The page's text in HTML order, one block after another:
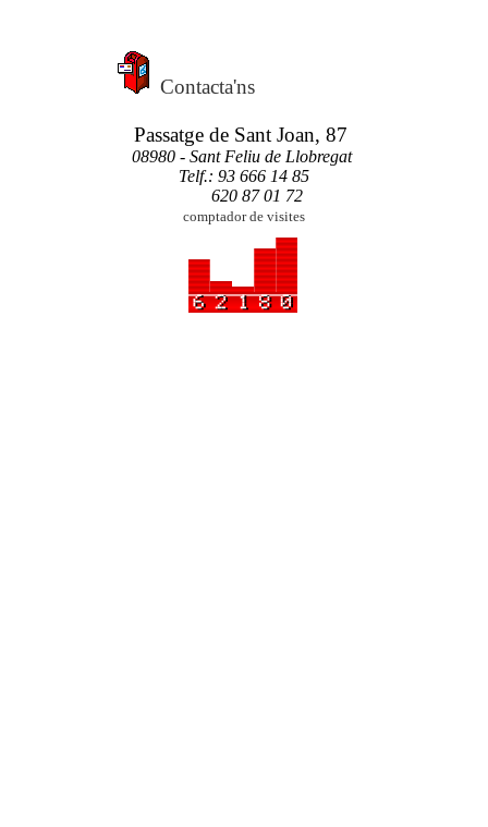
Contacta'ns
Passatge de Sant Joan, 87
08980 - Sant Feliu de Llobregat
Telf.: 93 666 14 85
620 87 01 72
comptador de visites